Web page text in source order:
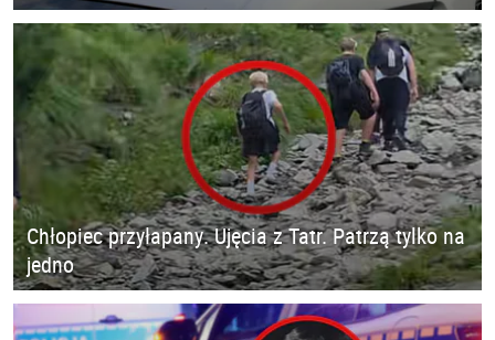
Chłopiec przyłapany. Ujęcia z Tatr. Patrzą tylko na
jedno